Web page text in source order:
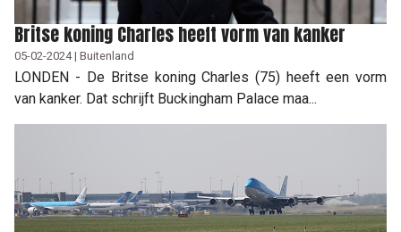
Britse koning Charles heeft vorm van kanker
05-02-2024 | Buitenland
LONDEN - De Britse koning Charles (75) heeft een vorm
van kanker. Dat schrijft Buckingham Palace maa...